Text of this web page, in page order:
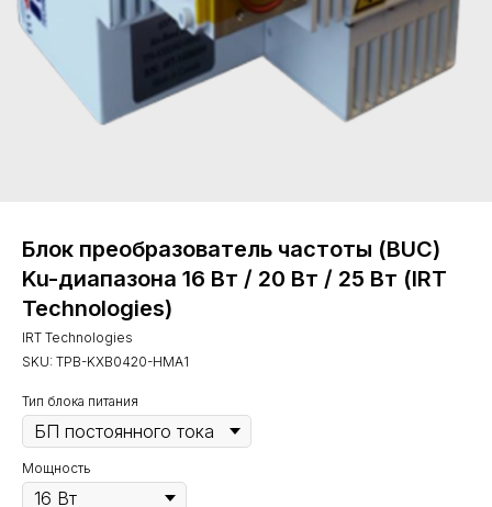
Блок преобразователь частоты (BUC)
Ku-диапазона 16 Вт / 20 Вт / 25 Вт (IRT
Technologies)
IRT Technologies
SKU: TPB-KXB0420-HMA1
Тип блока питания
Мощность